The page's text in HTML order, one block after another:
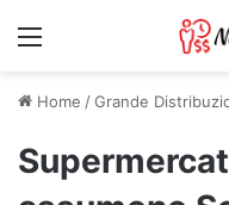
Menu
Home /Grande